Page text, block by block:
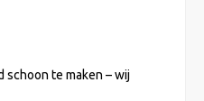
schoon te maken – wij